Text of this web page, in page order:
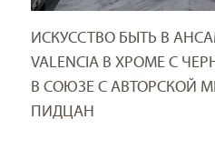
ИСКУССТВО БЫТЬ В
VALENCIA В ХРОМЕ С
В СОЮЗЕ С АВТОРСКОЙ
ПИДЦАН